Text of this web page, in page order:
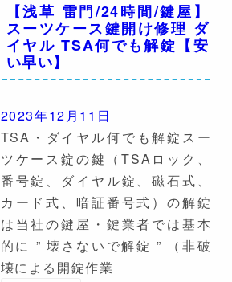
【浅草 雷門/24時間/鍵屋】
スーツケース鍵開け修理 ダ
イヤル TSA何でも解錠【安
い早い】
2023年12月11日
TSA・ダイヤル何でも解錠スー
ツケース錠の鍵（TSAロック、
番号錠、ダイヤル錠、磁石式、
カード式、暗証番号式）の解錠
は当社の鍵屋・鍵業者では基本
的に ” 壊さないで解錠 ” （非破
壊による開錠作業